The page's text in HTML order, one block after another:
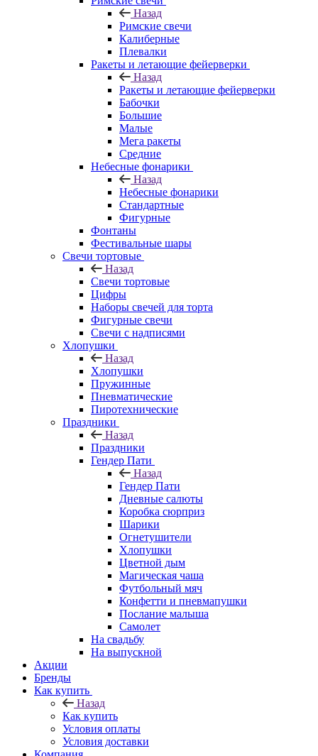
Назад
Римские свечи
Калиберные
Плевалки
Ракеты и летающие фейерверки
Назад
Ракеты и летающие фейерверки
Бабочки
Большие
Малые
Мега ракеты
Средние
Небесные фонарики
Назад
Небесные фонарики
Стандартные
Фигурные
Фонтаны
Фестивальные шары
Свечи тортовые
Назад
Свечи тортовые
Цифры
Наборы свечей для торта
Фигурные свечи
Свечи с надписями
Хлопушки
Назад
Хлопушки
Пружинные
Пневматические
Пиротехнические
Праздники
Назад
Праздники
Гендер Пати
Назад
Гендер Пати
Дневные салюты
Коробка сюрприз
Шарики
Огнетушители
Хлопушки
Цветной дым
Магическая чаша
Футбольный мяч
Конфетти и пневмапушки
Послание малыша
Самолет
На свадьбу
На выпускной
Акции
Бренды
Как купить
Назад
Как купить
Условия оплаты
Условия доставки